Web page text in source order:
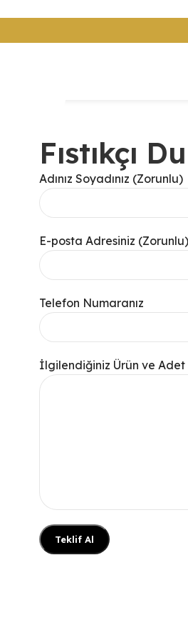
Charakter
Fıstıkçı
Adınız Soyadınız (Zorunlu)
E-posta Adresiniz (Zorunlu)
Telefon Numaranız
İlgilendiğiniz Ürün ve Adet